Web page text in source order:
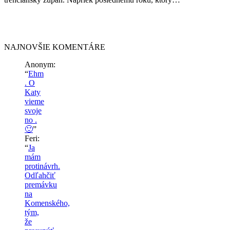
NAJNOVŠIE KOMENTÁRE
Anonym:
“Ehm
. O
Katy
vieme
svoje
no .
🙂”
Feri:
“Ja
mám
protinávrh.
Odľahčiť
premávku
na
Komenského,
tým,
že